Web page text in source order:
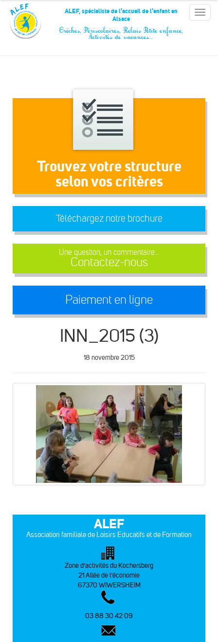
Panneau de gestion des cookies
Toggle
ALEF, spécialiste de l'accueil de l'enfant en
Alsace
Crèches, Périscolaires, Relais Petite enfance,
Activités de vacances…
Trouvez votre structure
selon vos critères
Téléchargez notre brochure
Une question, un commentaire...
Contactez-nous
Paiement en ligne
INN_2015 (3)
18 novembre 2015
ALEF
Association familiale de Loisirs Educatifs et de Formation
Zone d’activités du Kochersberg
21 Allée de l’économie
67370 WIWERSHEIM
03 88 30 42 09